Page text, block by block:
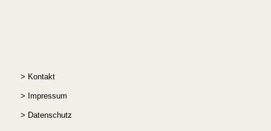
> Kontakt
> Impressum
> Datenschutz